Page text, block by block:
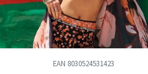
EAN 8030524531423